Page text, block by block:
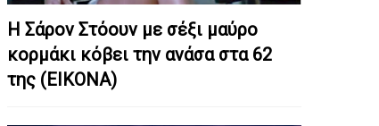
Η Σάρον Στόουν με σέξι μαύρο
κορμάκι κόβει την ανάσα στα 62
της (ΕΙΚΟΝΑ)